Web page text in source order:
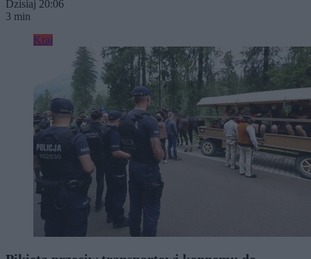
Dzisiaj 20:06
3 min
Kraj